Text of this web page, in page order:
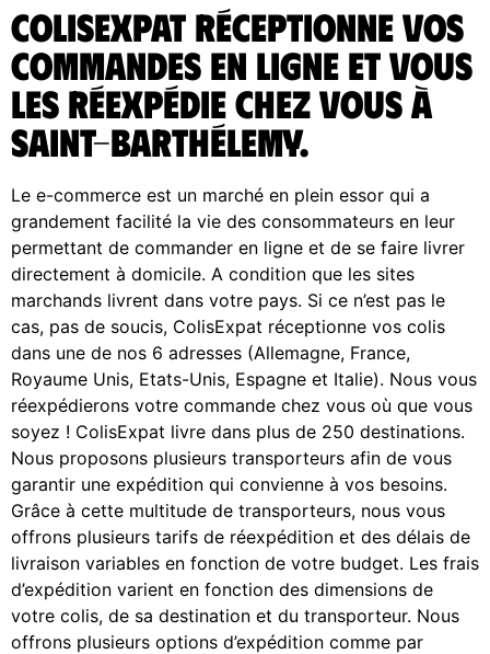
ColisExpat réceptionne vos
commandes en ligne et vous
les réexpédie chez vous à
Saint-Barthélemy.
Le e-commerce est un marché en plein essor qui a
grandement facilité la vie des consommateurs en leur
permettant de commander en ligne et de se faire livrer
directement à domicile. A condition que les sites
marchands livrent dans votre pays. Si ce n’est pas le
cas, pas de soucis, ColisExpat réceptionne vos colis
dans une de nos 6 adresses (Allemagne, France,
Royaume Unis, Etats-Unis, Espagne et Italie). Nous vous
réexpédierons votre commande chez vous où que vous
soyez ! ColisExpat livre dans plus de 250 destinations.
Nous proposons plusieurs transporteurs afin de vous
garantir une expédition qui convienne à vos besoins.
Grâce à cette multitude de transporteurs, nous vous
offrons plusieurs tarifs de réexpédition et des délais de
livraison variables en fonction de votre budget. Les frais
d’expédition varient en fonction des dimensions de
votre colis, de sa destination et du transporteur. Nous
offrons plusieurs options d’expédition comme par